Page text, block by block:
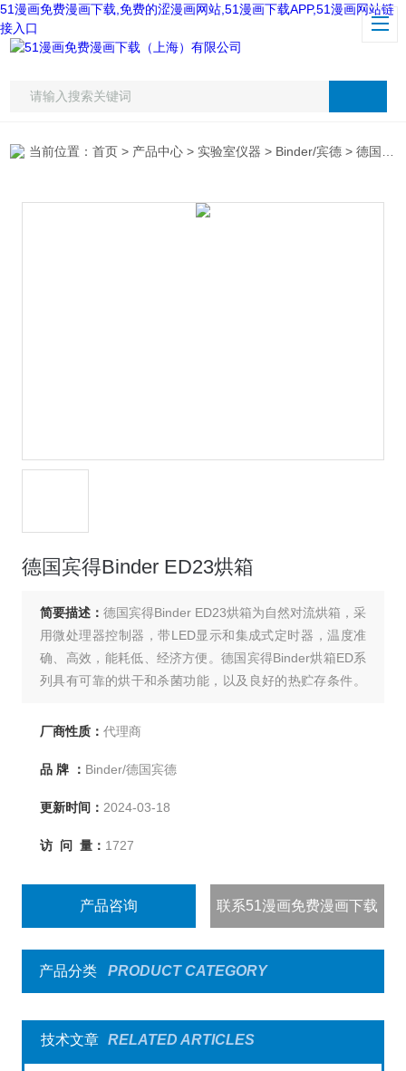
51漫画免费漫画下载,免费的涩漫画网站,51漫画下载APP,51漫画网站链
接入口
当前位置：首页 > 产品中心 > 实验室仪器 > Binder/宾德 > 德国宾得Binder ED23烘箱
德国宾得Binder ED23烘箱
简要描述： 德国宾得Binder ED23烘箱为自然对流烘箱，采
用微处理器控制器，带LED显示和集成式定时器，温度准
确、高效，能耗低、经济方便。德国宾得Binder烘箱ED系
列具有可靠的烘干和杀菌功能，以及良好的热贮存条件。
院校、科研机构、食品行业和材料测评等。
厂商性质： 代理商
品 牌 ： Binder/德国宾德
更新时间： 2024-03-18
访 问 量： 1727
产品咨询 联系51漫画免费漫画下载
产品分类 PRODUCT CATEGORY
技术文章 RELATED ARTICLES